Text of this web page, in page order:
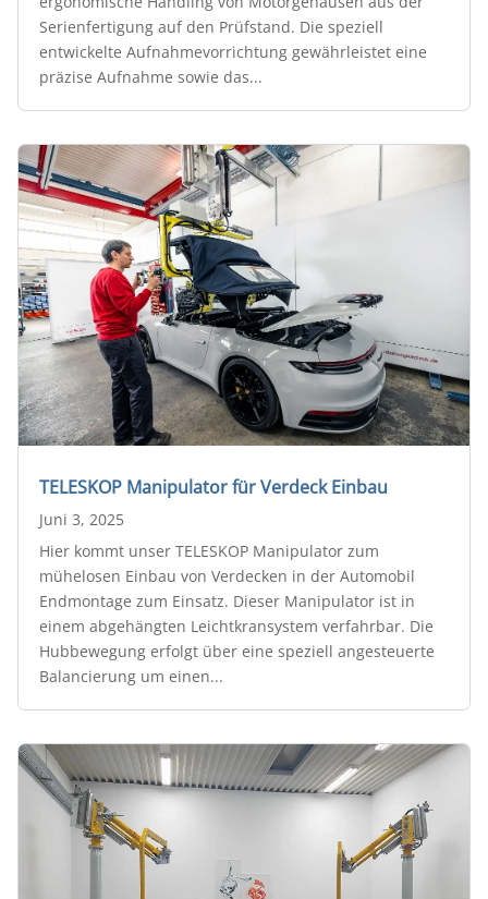
Serienfertigung auf den Prüfstand. Die speziell
entwickelte Aufnahmevorrichtung gewährleistet eine
präzise Aufnahme sowie das...
TELESKOP Manipulator für Verdeck Einbau
Juni 3, 2025
Hier kommt unser TELESKOP Manipulator zum
mühelosen Einbau von Verdecken in der Automobil
Endmontage zum Einsatz. Dieser Manipulator ist in
einem abgehängten Leichtkransystem verfahrbar. Die
Hubbewegung erfolgt über eine speziell angesteuerte
Balancierung um einen...